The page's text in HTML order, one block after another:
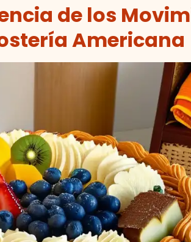
de los
Americana